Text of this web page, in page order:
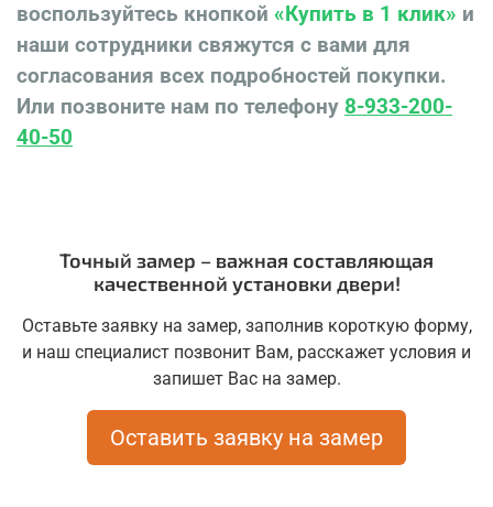
воспользуйтесь кнопкой «Купить в 1 клик» и
наши сотрудники свяжутся с вами для
согласования всех подробностей покупки.
Или позвоните нам по телефону 8-933-200-
40-50
Точный замер – важная составляющая
качественной установки двери!
Оставьте заявку на замер, заполнив короткую форму,
и наш специалист позвонит Вам, расскажет условия и
запишет Вас на замер.
Оставить заявку на замер